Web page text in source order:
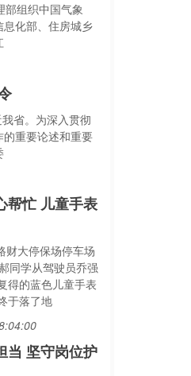
部组织中国气象
化部、住房城乡
省。为深入贯彻
重要论述和重要
帮忙 儿童手表
财大停保场停车场
同学从驾驶员乔强
得的蓝色儿童手表
于落了地
当 坚守岗位护